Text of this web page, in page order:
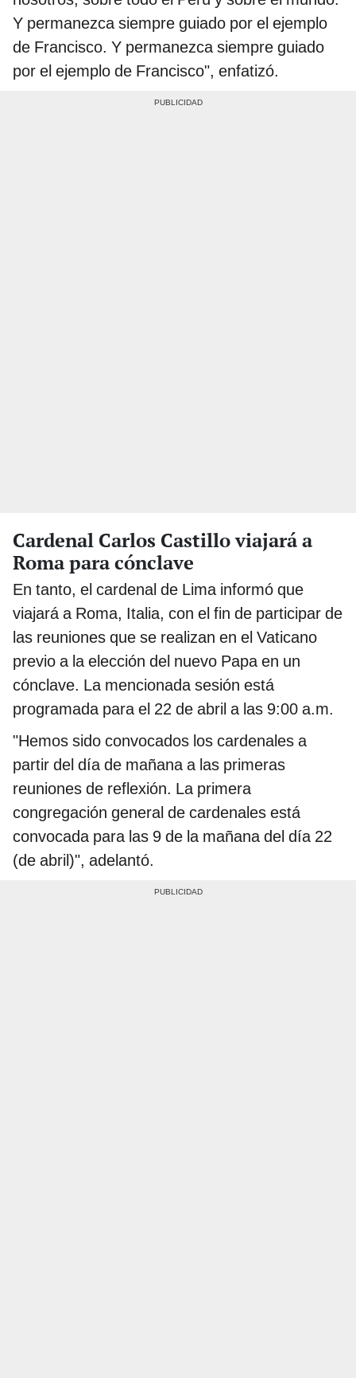
Y permanezca siempre guiado por el ejemplo
de Francisco. Y permanezca siempre guiado
por el ejemplo de Francisco", enfatizó.
Cardenal Carlos Castillo viajará a
Roma para cónclave
En tanto, el cardenal de Lima informó que
viajará a Roma, Italia, con el fin de participar de
las reuniones que se realizan en el Vaticano
previo a la elección del nuevo Papa en un
cónclave. La mencionada sesión está
programada para el 22 de abril a las 9:00 a.m.
"Hemos sido convocados los cardenales a
partir del día de mañana a las primeras
reuniones de reflexión. La primera
congregación general de cardenales está
convocada para las 9 de la mañana del día 22
(de abril)", adelantó.